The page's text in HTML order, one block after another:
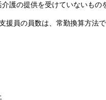
護の提供を受けていないもの
員の員数は、常勤換算方法で